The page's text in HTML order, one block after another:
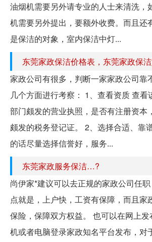
油烟机需要另外请专业的人士来清洗，
机需要另外提出，要额外收费。而且还
是保洁的对象，室内保洁中灯...
东莞家政保洁价格表，东莞家政保
家政公司有很多，判断一家家政公司靠
几个方面进行考察： 1、查看资质 查看
部门颇发的营业执照，是否有注册资本
颇发的税务登记证。 2、选择合适、靠
的话尽量选择信誉好，服务...
东莞家政服务保洁…?
尚伊家*建议可以去正规的家政公司任
点就是，上户快，工资有保障，而且家
保险，保障双方权益。 也可以在网上
机或者电脑登录家政知名平台发布，对